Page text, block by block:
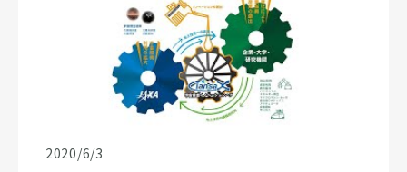
2020/6/3